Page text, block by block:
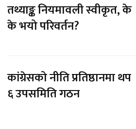
तथ्याङ्क नियमावली स्वीकृत, के
के भयो परिवर्तन?
कांग्रेसको नीति प्रतिष्ठानमा थप
६ उपसमिति गठन